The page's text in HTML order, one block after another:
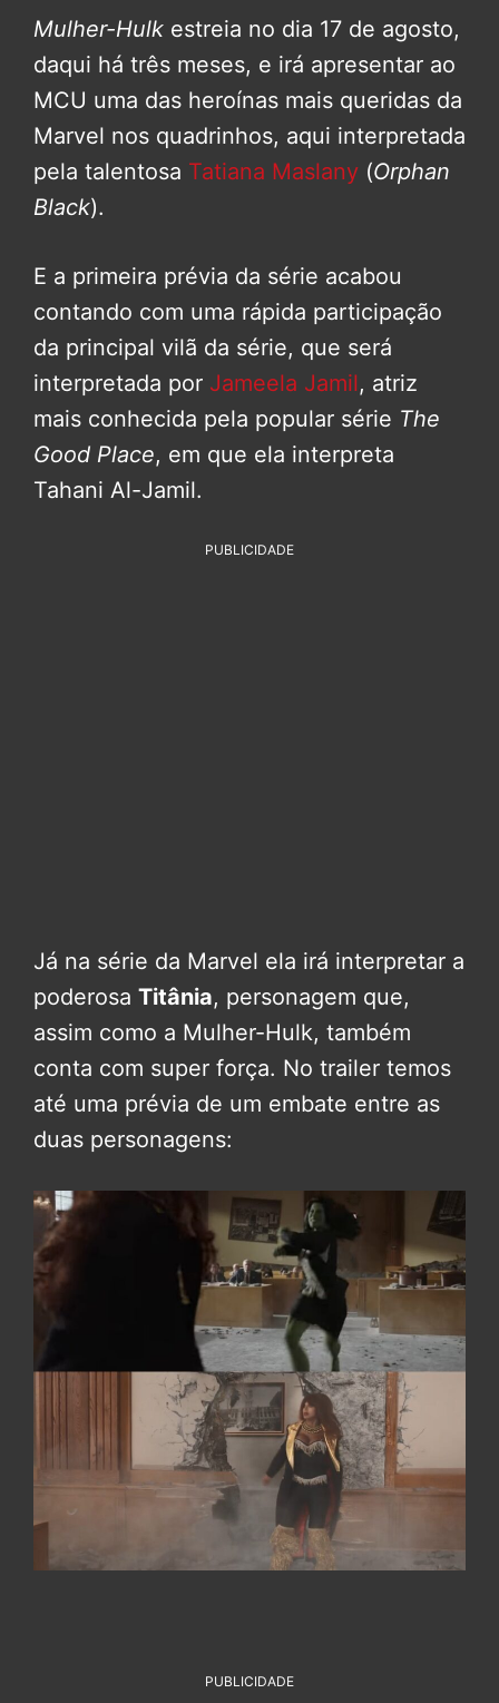
Mulher-Hulk estreia no dia 17 de agosto,
daqui há três meses, e irá apresentar ao
MCU uma das heroínas mais queridas da
Marvel nos quadrinhos, aqui interpretada
pela talentosa Tatiana Maslany (Orphan
Black).
E a primeira prévia da série acabou
contando com uma rápida participação
da principal vilã da série, que será
interpretada por Jameela Jamil, atriz
mais conhecida pela popular série The
Good Place, em que ela interpreta
Tahani Al-Jamil.
PUBLICIDADE
Já na série da Marvel ela irá interpretar a
poderosa Titânia, personagem que,
assim como a Mulher-Hulk, também
conta com super força. No trailer temos
até uma prévia de um embate entre as
duas personagens:
PUBLICIDADE